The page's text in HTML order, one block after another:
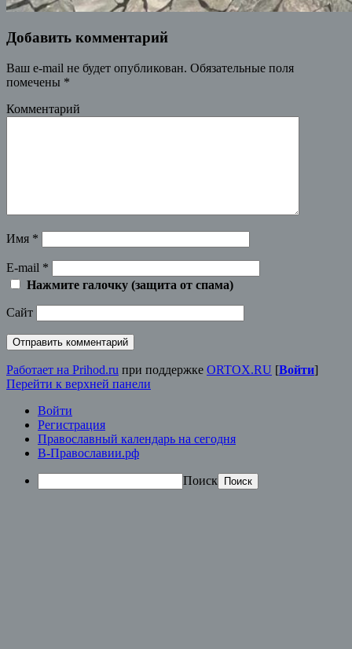
Добавить комментарий
Ваш e-mail не будет опубликован. Обязательные поля
помечены *
Комментарий
Имя *
E-mail *
Нажмите галочку (защита от спама)
Сайт
Работает на Prihod.ru при поддержке ORTOX.RU [Войти]
Перейти к верхней панели
Войти
Регистрация
Православный календарь на сегодня
В-Православии.рф
Поиск